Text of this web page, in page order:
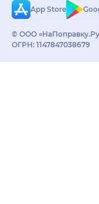
App Store
© ООО
ОГРН: 1147847038679